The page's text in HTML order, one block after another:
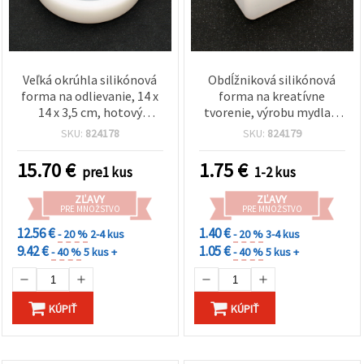
Veľká okrúhla silikónová
forma na odlievanie, 14 x
14 x 3,5 cm, hotový
rozmer 12 x 12 x 3,1 cm
SKU: 824178
15.70€ pre1 kus
ZĽAVY
PRE MNOŽSTVO
12.56 €- 20 % 2-4 kus
9.42 €- 40 %5 kus +
KÚPIŤ
Obdĺžniková silikónová
forma na kreatívne
tvorenie, výrobu mydla a
sviečok, veľkosť formy: 5,3
odliatku: 4,5 × 3 × 3 cm
SKU: 824179
1.75€ 1-2 kus
ZĽAVY
PRE MNOŽSTVO
1.40 €- 20 %3-4 kus
1.05 €- 40 %5 kus +
KÚPIŤ